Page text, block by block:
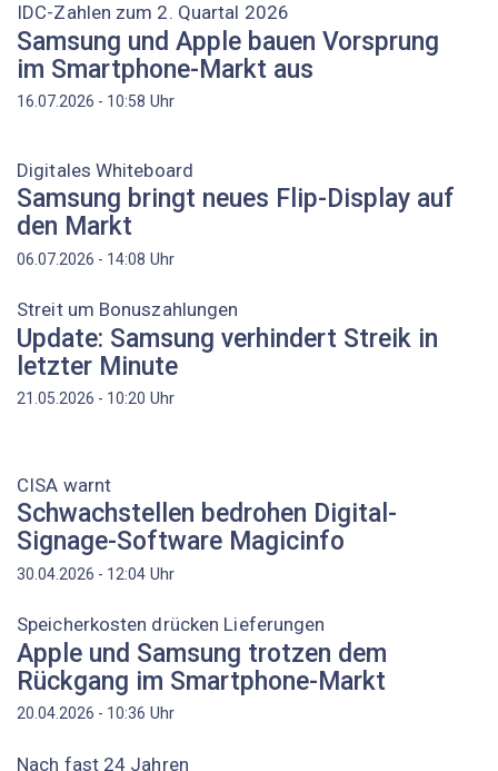
IDC-Zahlen zum 2. Quartal 2026
Samsung und Apple bauen Vorsprung
im Smartphone-Markt aus
16.07.2026 - 10:58 Uhr
Digitales Whiteboard
Samsung bringt neues Flip-Display auf
den Markt
06.07.2026 - 14:08 Uhr
Streit um Bonuszahlungen
Update: Samsung verhindert Streik in
letzter Minute
21.05.2026 - 10:20 Uhr
CISA warnt
Schwachstellen bedrohen Digital-
Signage-Software Magicinfo
30.04.2026 - 12:04 Uhr
Speicherkosten drücken Lieferungen
Apple und Samsung trotzen dem
Rückgang im Smartphone-Markt
20.04.2026 - 10:36 Uhr
Nach fast 24 Jahren